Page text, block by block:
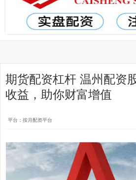
期货配资杠杆 温州配资
收益，助你财富增值
平台：按月配资平台